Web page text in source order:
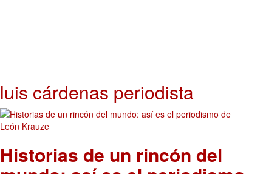
luis cárdenas periodista
Historias de un rincón del